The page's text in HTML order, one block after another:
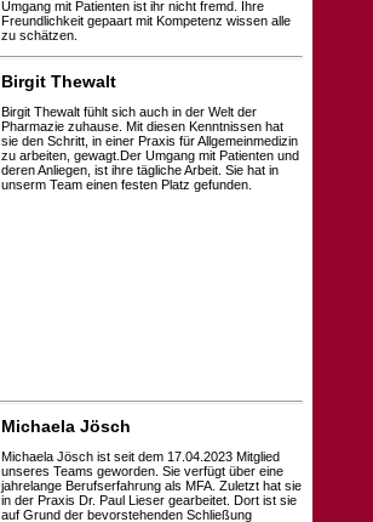
Umgang mit Patienten ist ihr nicht fremd. Ihre
Freundlichkeit gepaart mit Kompetenz wissen alle
zu schätzen.
Birgit Thewalt
Birgit Thewalt fühlt sich auch in der Welt der
Pharmazie zuhause. Mit diesen Kenntnissen hat
sie den Schritt, in einer Praxis für Allgemeinmedizin
zu arbeiten, gewagt.Der Umgang mit Patienten und
deren Anliegen, ist ihre tägliche Arbeit. Sie hat in
unserm Team einen festen Platz gefunden.
Michaela Jösch
Michaela Jösch ist seit dem 17.04.2023 Mitglied
unseres Teams geworden. Sie verfügt über eine
jahrelange Berufserfahrung als MFA. Zuletzt hat sie
in der Praxis Dr. Paul Lieser gearbeitet. Dort ist sie
auf Grund der bevorstehenden Schließung